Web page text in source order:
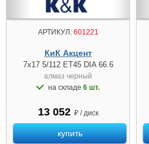
АРТИКУЛ:601221
КиК Акцент
7x17 5/112 ET45 DIA 66.6
алмаз черный
на складе 6 шт.
13 052 ₽ / диск
купить